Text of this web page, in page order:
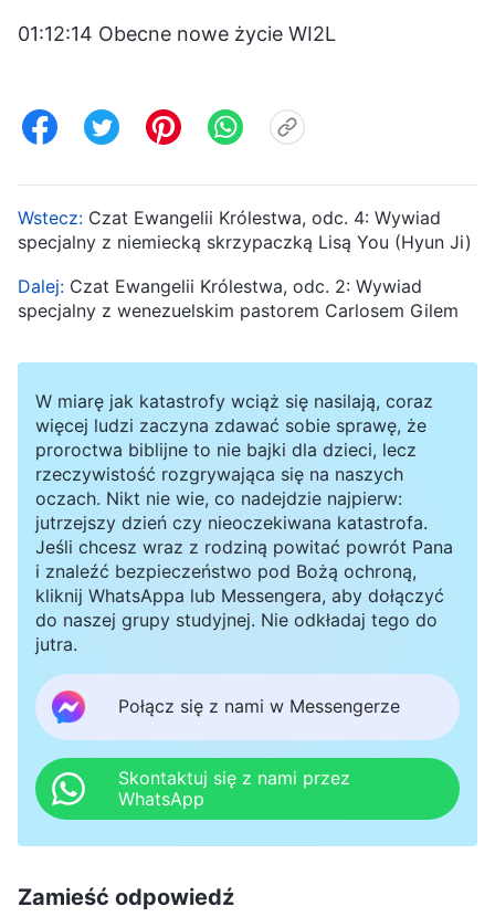
01:12:14 Obecne nowe życie WI2L
Wstecz: Czat Ewangelii Królestwa, odc. 4: Wywiad
specjalny z niemiecką skrzypaczką Lisą You (Hyun Ji)
Dalej: Czat Ewangelii Królestwa, odc. 2: Wywiad
specjalny z wenezuelskim pastorem Carlosem Gilem
W miarę jak katastrofy wciąż się nasilają, coraz
więcej ludzi zaczyna zdawać sobie sprawę, że
proroctwa biblijne to nie bajki dla dzieci, lecz
rzeczywistość rozgrywająca się na naszych
oczach. Nikt nie wie, co nadejdzie najpierw:
jutrzejszy dzień czy nieoczekiwana katastrofa.
Jeśli chcesz wraz z rodziną powitać powrót Pana
i znaleźć bezpieczeństwo pod Bożą ochroną,
kliknij WhatsAppa lub Messengera, aby dołączyć
do naszej grupy studyjnej. Nie odkładaj tego do
jutra.
Połącz się z nami w Messengerze
Skontaktuj się z nami przez
WhatsApp
Zamieść odpowiedź